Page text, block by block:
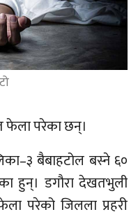
फेला परेका छन्।
बैबाहटोल बस्ने ६०
हुन्। डगौरा देखतभुली
परेको जिलला प्रहरी